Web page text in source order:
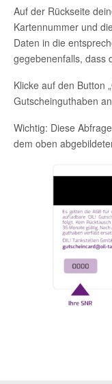
Auf der Rückseite
Kartennummer und
Daten in die
gegebenenfalls, dass
Klicke auf den Button
Gutscheinguthaben
Wichtig: Diese
dem oben